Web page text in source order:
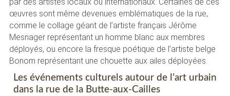
œuvres sont même devenues emblématiques de la rue,
comme le collage géant de l’artiste français Jérôme
Mesnager représentant un homme blanc aux membres
déployés, ou encore la fresque poétique de l’artiste belge
Bonom représentant une chouette aux ailes déployées.
Les événements culturels autour de l’art urbain
dans la rue de la Butte-aux-Cailles